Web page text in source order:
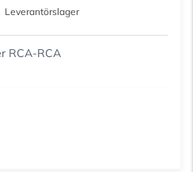
Leverantörslager
RCA-RCA